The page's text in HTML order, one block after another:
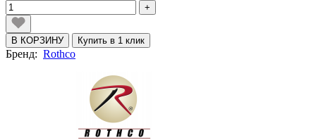
+
В КОРЗИНУ Купить в 1 клик
Бренд: Rothco